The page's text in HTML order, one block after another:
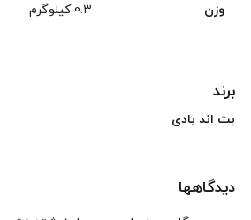
وزن 0.3 کیلوگرم
برند
بث اند بادی
دیدگاهها